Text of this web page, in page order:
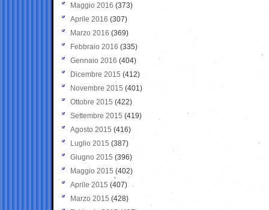
Maggio 2016 (373)
Aprile 2016 (307)
Marzo 2016 (369)
Febbraio 2016 (335)
Gennaio 2016 (404)
Dicembre 2015 (412)
Novembre 2015 (401)
Ottobre 2015 (422)
Settembre 2015 (419)
Agosto 2015 (416)
Luglio 2015 (387)
Giugno 2015 (396)
Maggio 2015 (402)
Aprile 2015 (407)
Marzo 2015 (428)